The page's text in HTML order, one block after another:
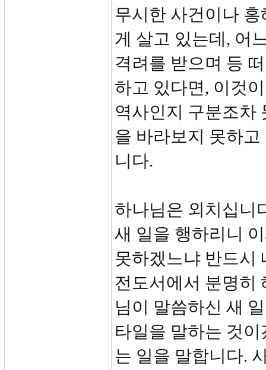
무시한 사건이나
게 살고 있는데, 어
격려를 받으며 등
하고 있다면, 이것
역사인지 구분조차
을 바라보지 못하
니다.
하나님은 외치십니
새 일을 행하리니
못하겠느냐 반드시
전도서에서 분명히
님이 말씀하신 새
타일을 말하는 것
는 일을 말합니다.